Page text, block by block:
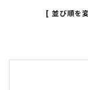
[ 並び順を